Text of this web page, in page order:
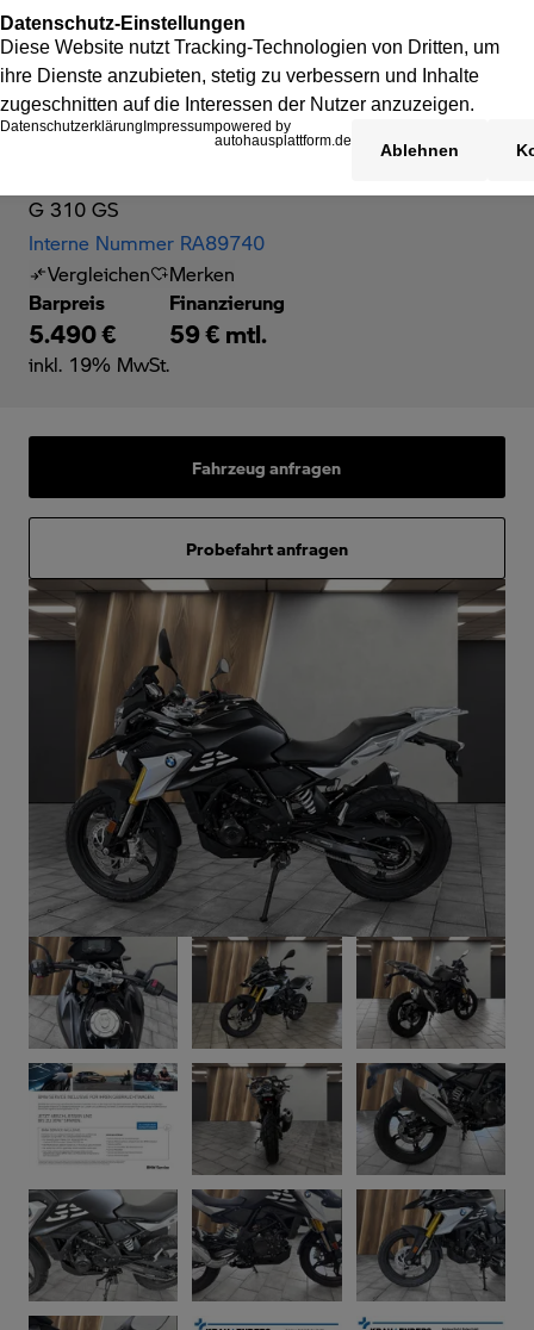
G 310 GS
Interne Nummer RA89740
Vergleichen
Merken
Barpreis
5.490 €
inkl. 19% MwSt.
Finanzierung
59 € mtl.
Fahrzeug anfragen
Probefahrt anfragen